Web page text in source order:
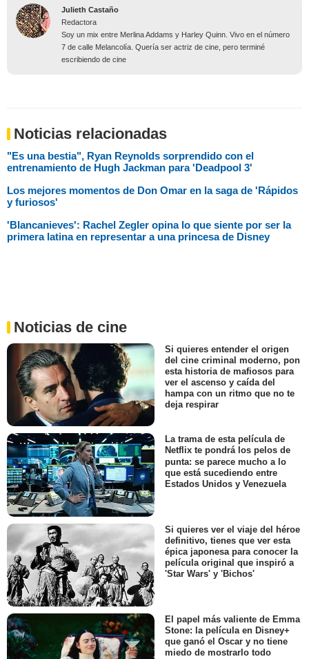
Julieth Castaño
Redactora
Soy un mix entre Merlina Addams y Harley Quinn. Vivo en el número
7 de calle Melancolía. Quería ser actriz de cine, pero terminé
escribiendo de cine
Noticias relacionadas
"Es una bestia", Ryan Reynolds sorprendido con el
entrenamiento de Hugh Jackman para 'Deadpool 3'
Los mejores momentos de Don Omar en la saga de 'Rápidos
y furiosos'
'Blancanieves': Rachel Zegler opina lo que siente por ser la
primera latina en representar a una princesa de Disney
Noticias de cine
Si quieres entender el origen
del cine criminal moderno, pon
esta historia de mafiosos para
ver el ascenso y caída del
hampa con un ritmo que no te
deja respirar
La trama de esta película de
Netflix te pondrá los pelos de
punta: se parece mucho a lo
que está sucediendo entre
Estados Unidos y Venezuela
Si quieres ver el viaje del héroe
definitivo, tienes que ver esta
épica japonesa para conocer la
película original que inspiró a
'Star Wars' y 'Bichos'
El papel más valiente de Emma
Stone: la película en Disney+
que ganó el Oscar y no tiene
miedo de mostrarlo todo